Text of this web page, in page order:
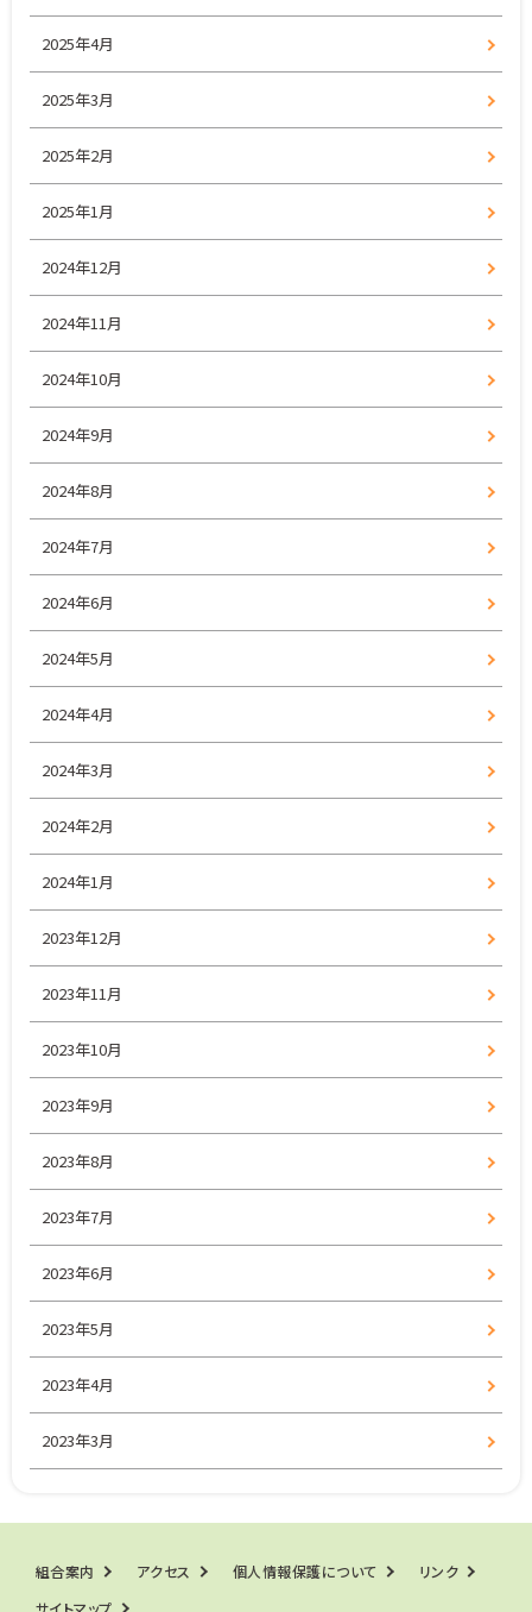
2025年4月
2025年3月
2025年2月
2025年1月
2024年12月
2024年11月
2024年10月
2024年9月
2024年8月
2024年7月
2024年6月
2024年5月
2024年4月
2024年3月
2024年2月
2024年1月
2023年12月
2023年11月
2023年10月
2023年9月
2023年8月
2023年7月
2023年6月
2023年5月
2023年4月
2023年3月
組合案内 アクセス 個人情報保護について
リンク
サイトマップ